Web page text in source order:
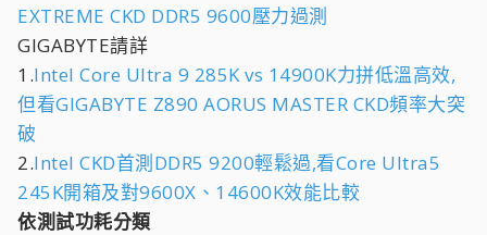
EXTREME CKD DDR5 9600壓力過測
GIGABYTE請詳
1.Intel Core Ultra 9 285K vs 14900K力拼低溫高效,
但看GIGABYTE Z890 AORUS MASTER CKD頻率大突
破
2.Intel CKD首測DDR5 9200輕鬆過,看Core Ultra5
245K開箱及對9600X、14600K效能比較
依測試功耗分類